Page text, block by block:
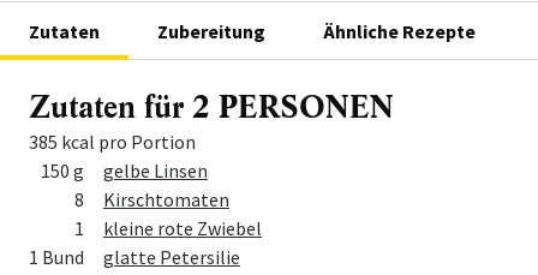
Zutaten Zubereitung Ähnliche Rezepte
Zutaten für 2 PERSONEN
385 kcal pro Portion
Menge Zutat
150 g
gelbe Linsen
8
Kirschtomaten
1
kleine rote Zwiebel
1 Bund
glatte Petersilie